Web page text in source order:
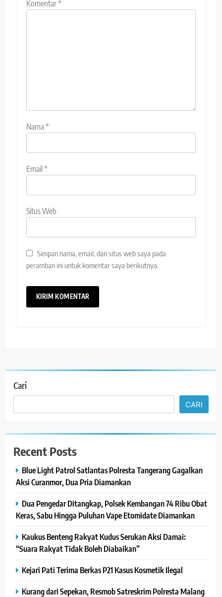
Komentar*
Nama*
Email*
Situs Web
Simpan nama, email, dan situs web saya pada
peramban ini untuk komentar saya berikutnya.
Cari
CARI
Recent Posts
Blue Light Patrol Satlantas Polresta Tangerang Gagalkan
Aksi Curanmor, Dua Pria Diamankan
Dua Pengedar Ditangkap, Polsek Kembangan 74 Ribu Obat
Keras, Sabu Hingga Puluhan Vape Etomidate Diamankan
Kaukus Benteng Rakyat Kudus Serukan Aksi Damai:
“Suara Rakyat Tidak Boleh Diabaikan”
Kejari Pati Terima Berkas P21 Kasus Kosmetik Ilegal
Kurang dari Sepekan, Resmob Satreskrim Polresta Malang